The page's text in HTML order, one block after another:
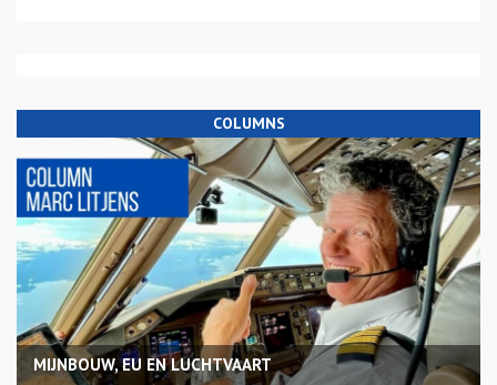
COLUMNS
MIJNBOUW, EU EN LUCHTVAART